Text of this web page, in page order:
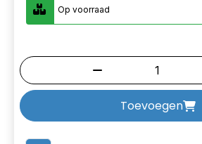
Op voorraad
Toevoegen